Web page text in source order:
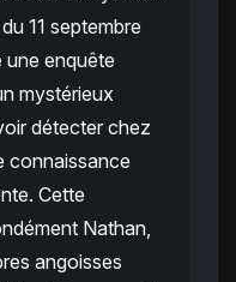
11 septembre
une enquête
mystérieux
détecter chez
connaissance
Cette
Nathan,
angoisses